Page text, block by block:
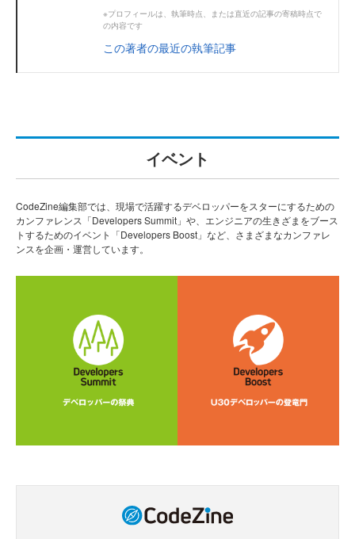
※プロフィールは、執筆時点、または直近の記事の寄稿時点で
の内容です
この著者の最近の執筆記事
イベント
CodeZine編集部では、現場で活躍するデベロッパーをスターにするための
カンファレンス「Developers Summit」や、エンジニアの生きざまをブース
トするためのイベント「Developers Boost」など、さまざまなカンファレ
ンスを企画・運営しています。